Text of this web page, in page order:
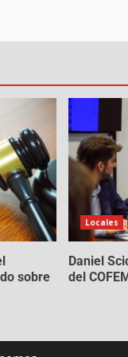
sobre
Locales
Daniel
del